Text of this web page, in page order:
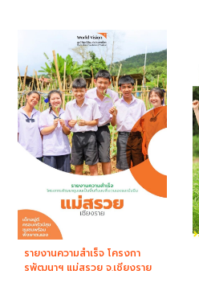
รายงานความสำเร็จ โครงกา
รพัฒนาฯ แม่สรวย จ.เชียงราย